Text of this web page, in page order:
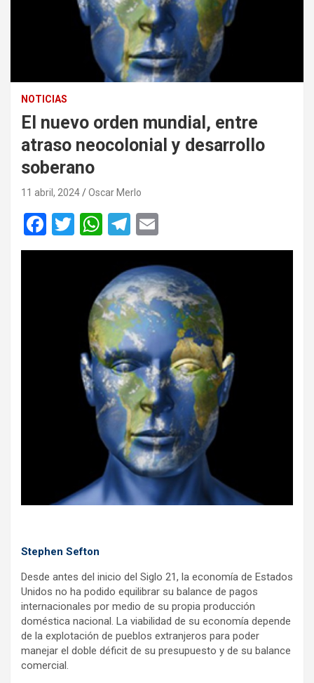
NOTICIAS
El nuevo orden mundial, entre
atraso neocolonial y desarrollo
soberano
11 abril, 2024 Oscar Merlo
F
a
T
wi
W
h
at
s
A
p
p
T
el
e
gr
a
m
m
ail
Stephen Sefton
Desde antes del inicio del Siglo 21, la economía de Estados
Unidos no ha podido equilibrar su balance de pagos
internacionales por medio de su propia producción
doméstica nacional. La viabilidad de su economía depende
de la explotación de pueblos extranjeros para poder
manejar el doble déficit de su presupuesto y de su balance
comercial.